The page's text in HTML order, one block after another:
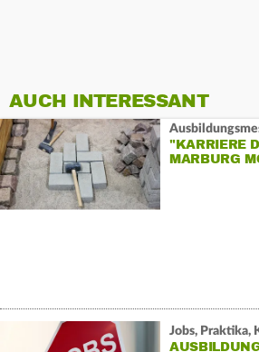
AUCH INTERESSANT
"KARRIERE
MARBURG
Jobs, Praktika,